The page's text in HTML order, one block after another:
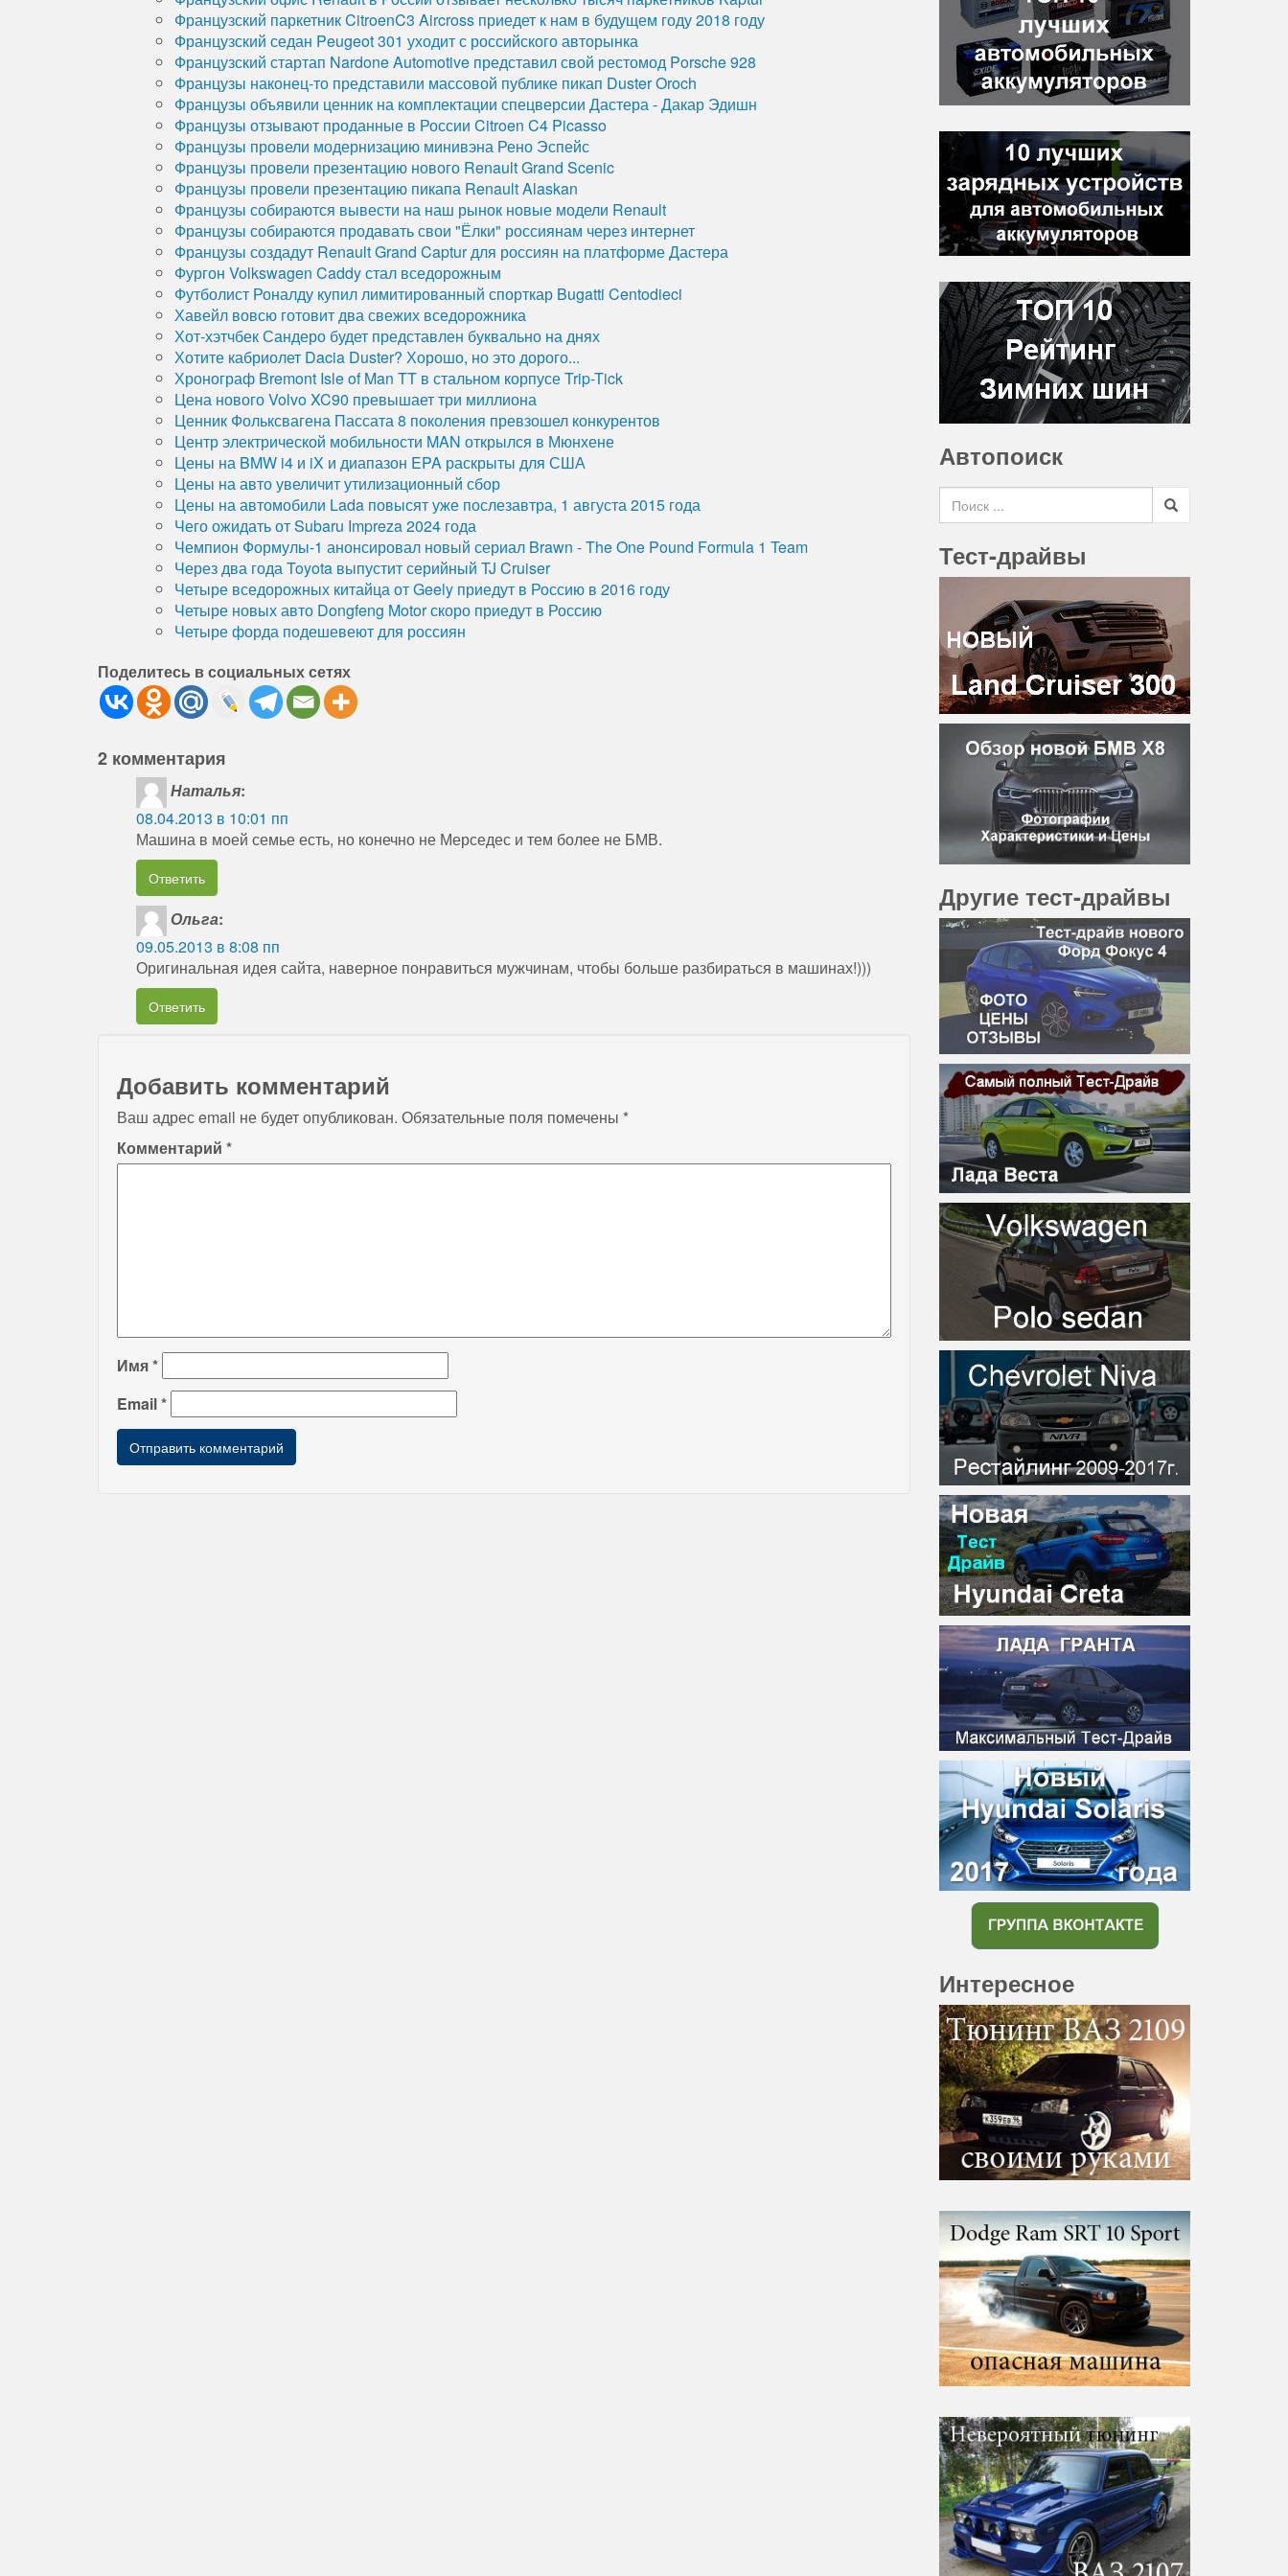
Французский паркетник CitroenC3 Aircross приедет к нам в будущем году 2018 году
Французский седан Peugeot 301 уходит с российского авторынка
Французский стартап Nardone Automotive представил свой рестомод Porsche 928
Французы наконец-то представили массовой публике пикап Duster Oroch
Французы объявили ценник на комплектации спецверсии Дастера - Дакар Эдишн
Французы отзывают проданные в России Citroen C4 Picasso
Французы провели модернизацию минивэна Рено Эспейс
Французы провели презентацию нового Renault Grand Scenic
Французы провели презентацию пикапа Renault Alaskan
Французы собираются вывести на наш рынок новые модели Renault
Французы собираются продавать свои "Ёлки" россиянам через интернет
Французы создадут Renault Grand Captur для россиян на платформе Дастера
Фургон Volkswagen Caddy стал вседорожным
Футболист Роналду купил лимитированный спорткар Bugatti Centodieci
Хавейл вовсю готовит два свежих вседорожника
Хот-хэтчбек Сандеро будет представлен буквально на днях
Хотите кабриолет Dacia Duster? Хорошо, но это дорого...
Хронограф Bremont Isle of Man TT в стальном корпусе Trip-Tick
Цена нового Volvo XC90 превышает три миллиона
Ценник Фольксвагена Пассата 8 поколения превзошел конкурентов
Центр электрической мобильности MAN открылся в Мюнхене
Цены на BMW i4 и iX и диапазон EPA раскрыты для США
Цены на авто увеличит утилизационный сбор
Цены на автомобили Lada повысят уже послезавтра, 1 августа 2015 года
Чего ожидать от Subaru Impreza 2024 года
Чемпион Формулы-1 анонсировал новый сериал Brawn - The One Pound Formula 1 Team
Через два года Toyota выпустит серийный TJ Cruiser
Четыре вседорожных китайца от Geely приедут в Россию в 2016 году
Четыре новых авто Dongfeng Motor скоро приедут в Россию
Четыре форда подешевеют для россиян
Поделитесь в социальных сетях
2 комментария
Наталья:
08.04.2013 в 10:01 пп
Машина в моей семье есть, но конечно не Мерседес и тем более не БМВ.
Ответить
Ольга:
09.05.2013 в 8:08 пп
Оригинальная идея сайта, наверное понравиться мужчинам, чтобы больше разбираться в машинах!)))
Ответить
Добавить комментарий
Ваш адрес email не будет опубликован. Обязательные поля помечены *
Комментарий *
Имя*
Email*
Автопоиск
Search for
Тест-драйвы
Другие тест-драйвы
Интересное